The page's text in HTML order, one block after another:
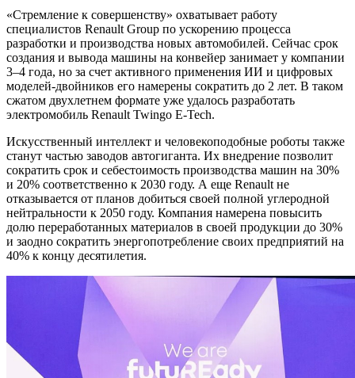
«Стремление к совершенству» охватывает работу
специалистов Renault Group по ускорению процесса
разработки и производства новых автомобилей. Сейчас срок
создания и вывода машины на конвейер занимает у компании
3–4 года, но за счет активного применения ИИ и цифровых
моделей-двойников его намерены сократить до 2 лет. В таком
сжатом двухлетнем формате уже удалось разработать
электромобиль Renault Twingo E-Tech.
Искусственный интеллект и человекоподобные роботы также
станут частью заводов автогиганта. Их внедрение позволит
сократить срок и себестоимость производства машин на 30%
и 20% соответственно к 2030 году. А еще Renault не
отказывается от планов добиться своей полной углеродной
нейтральности к 2050 году. Компания намерена повысить
долю переработанных материалов в своей продукции до 30%
и заодно сократить энергопотребление своих предприятий на
40% к концу десятилетия.